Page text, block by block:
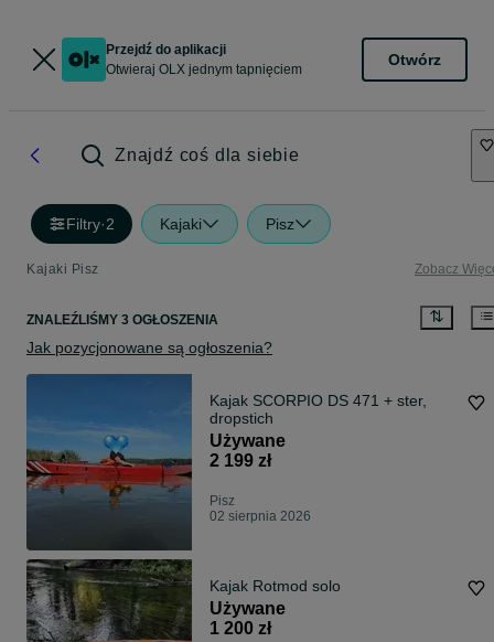
Przejdź do aplikacji
Otwieraj OLX jednym tapnięciem
Otwórz
Znajdź coś dla siebie
Filtry·2 Kajaki Pisz
Kajaki Pisz Zobacz
ZNALEŹLIŚMY 3 OGŁOSZENIA
Jak pozycjonowane są ogłoszenia?
Kajak SCORPIO DS 471 + ster,
dropstich
Używane
2 199 zł
Pisz
02 sierpnia 2026
Kajak Rotmod solo
Używane
1 200 zł